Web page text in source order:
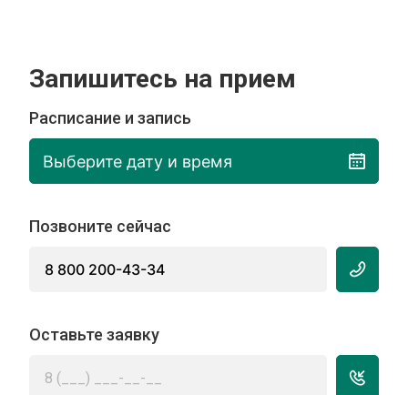
Запишитесь на прием
Расписание и запись
Выберите дату и время
Позвоните сейчас
8 800 200-43-34
Оставьте заявку